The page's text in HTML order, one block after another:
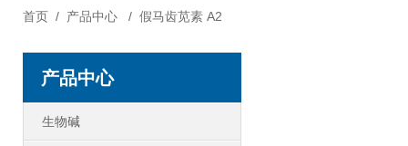
首页/ 产品中心/ 假马齿苋素 A2
产品中心
生物碱